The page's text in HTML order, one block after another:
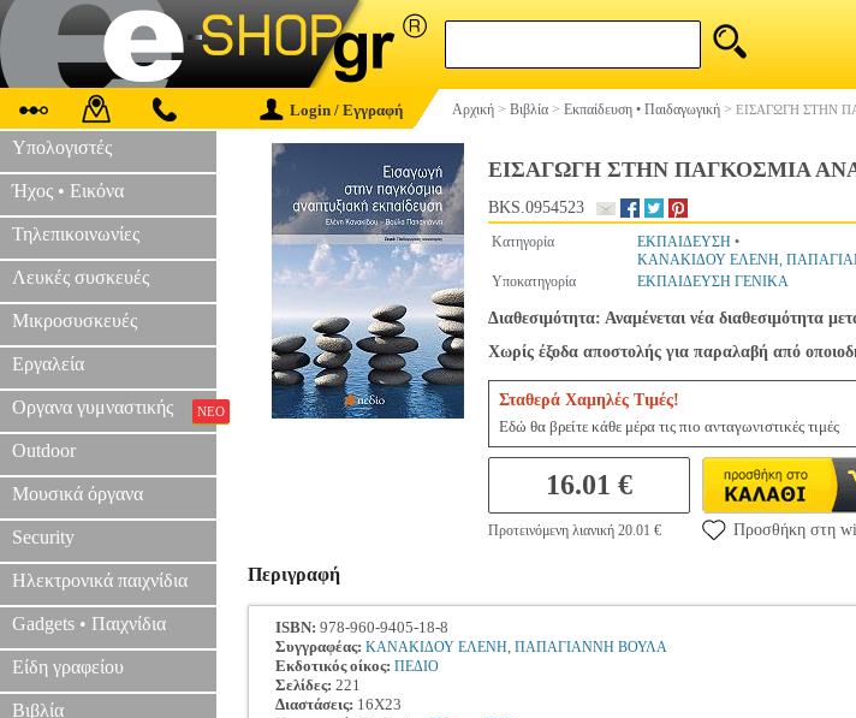
Login / Εγγραφή Αρχική > Βιβλία > Εκπαίδευση • Παιδαγωγική > ΕΙΣΑΓΩΓΗ ΣΤΗΝ
Υπολογιστές
Ήχος • Εικόνα
Τηλεπικοινωνίες
Λευκές συσκευές
Μικροσυσκευές
Εργαλεία
Οργανα γυμναστικής ΝΕΟ
Outdoor
Μουσικά όργανα
Security
Ηλεκτρονικά παιχνίδια
Gadgets • Παιχνίδια
Είδη γραφείου
Βιβλία
ΕΙΣΑΓΩΓΗ ΣΤΗΝ ΠΑΓΚΟΣΜΙΑ
BKS.0954523
Κατηγορία ΕΚΠΑΙΔΕΥΣΗ •
ΚΑΝΑΚΙΔΟΥ ΕΛΕΝΗ,
Υποκατηγορία
ΕΚΠΑΙΔΕΥΣΗ ΓΕΝΙΚΑ
Διαθεσιμότητα: Αναμένεται νέα διαθεσιμότητα
Χωρίς έξοδα αποστολής για παραλαβή από
Σταθερά Χαμηλές Τιμές!
Εδώ θα βρείτε κάθε μέρα τις πιο ανταγωνιστικές τιμές
16.01 €
Προτεινόμενη λιανική 20.01 € Προσθήκη στη
Περιγραφή
ISBN: 978-960-9405-18-8
Συγγραφέας: ΚΑΝΑΚΙΔΟΥ ΕΛΕΝΗ, ΠΑΠΑΓΙΑΝΝΗ ΒΟΥΛΑ
Εκδοτικός οίκος: ΠΕΔΙΟ
Σελίδες: 221
Διαστάσεις: 16Χ23